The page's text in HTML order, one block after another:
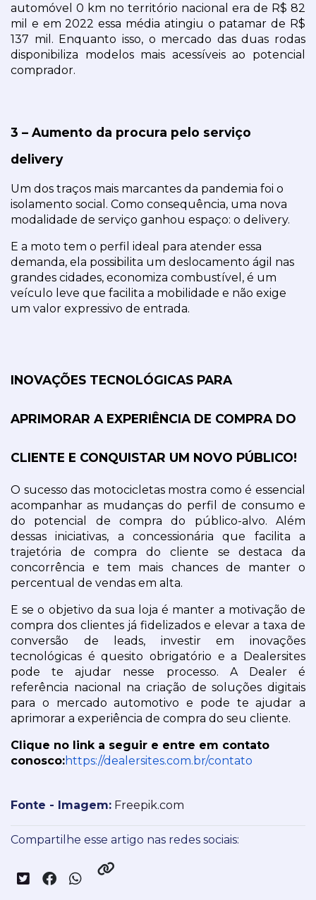
automóvel 0 km no território nacional era de R$ 82
mil e em 2022 essa média atingiu o patamar de R$
137 mil. Enquanto isso, o mercado das duas rodas
disponibiliza modelos mais acessíveis ao potencial
comprador.
3 – Aumento da procura pelo serviço
delivery
Um dos traços mais marcantes da pandemia foi o
isolamento social. Como consequência, uma nova
modalidade de serviço ganhou espaço: o delivery.
E a moto tem o perfil ideal para atender essa
demanda, ela possibilita um deslocamento ágil nas
grandes cidades, economiza combustível, é um
veículo leve que facilita a mobilidade e não exige
um valor expressivo de entrada.
INOVAÇÕES TECNOLÓGICAS PARA
APRIMORAR A EXPERIÊNCIA DE COMPRA DO
CLIENTE E CONQUISTAR UM NOVO PÚBLICO!
O sucesso das motocicletas mostra como é essencial
acompanhar as mudanças do perfil de consumo e
do potencial de compra do público-alvo. Além
dessas iniciativas, a concessionária que facilita a
trajetória de compra do cliente se destaca da
concorrência e tem mais chances de manter o
percentual de vendas em alta.
E se o objetivo da sua loja é manter a motivação de
compra dos clientes já fidelizados e elevar a taxa de
conversão de leads, investir em inovações
tecnológicas é quesito obrigatório e a Dealersites
pode te ajudar nesse processo. A Dealer é
referência nacional na criação de soluções digitais
para o mercado automotivo e pode te ajudar a
aprimorar a experiência de compra do seu cliente.
Clique no link a seguir e entre em contato
conosco:https://dealersites.com.br/contato
Fonte - Imagem: Freepik.com
Compartilhe esse artigo nas redes sociais: